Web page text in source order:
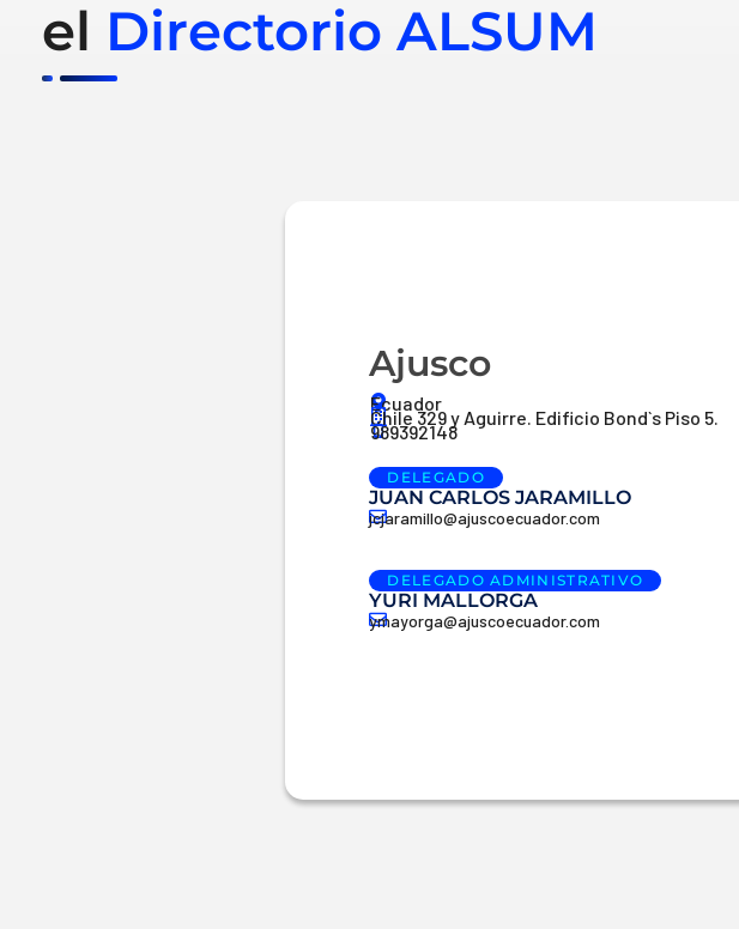
el Directorio ALSUM
Ajusco
Ecuador
Chile 329 y Aguirre. Edificio Bond`s Piso 5.
989392148
DELEGADO
JUAN CARLOS JARAMILLO
jcjaramillo@ajuscoecuador.com
DELEGADO ADMINISTRATIVO
YURI MALLORGA
ymayorga@ajuscoecuador.com